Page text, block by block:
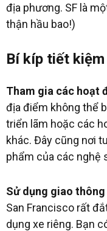
địa phương. SF là
thận hầu bao!)
Bí kíp tiết
Tham gia các hoạt
địa điểm không thể
triển lãm hoặc các
khác. Đây cũng nơi
phẩm của các nghệ
Sử dụng giao
San Francisco rất
dụng xe riêng. Bạn